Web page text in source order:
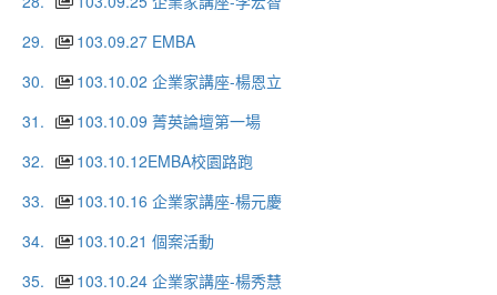
29.
103.09.27 EMBA
30.
103.10.02 企業家講座-楊恩立
31.
103.10.09 菁英論壇第一場
32.
103.10.12EMBA校園路跑
33.
103.10.16 企業家講座-楊元慶
34.
103.10.21 個案活動
35.
103.10.24 企業家講座-楊秀慧